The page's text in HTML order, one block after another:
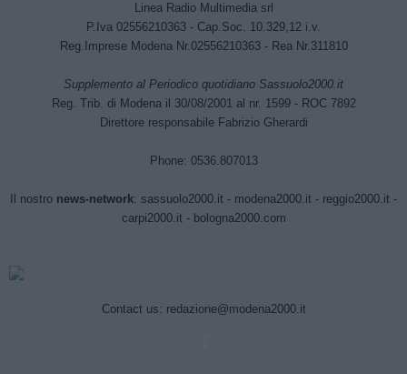
Linea Radio Multimedia srl
P.Iva 02556210363 - Cap.Soc. 10.329,12 i.v.
Reg.Imprese Modena Nr.02556210363 - Rea Nr.311810
Supplemento al Periodico quotidiano Sassuolo2000.it
Reg. Trib. di Modena il 30/08/2001 al nr. 1599 - ROC 7892
Direttore responsabile Fabrizio Gherardi
Phone: 0536.807013
Il nostro news-network: sassuolo2000.it - modena2000.it - reggio2000.it -
carpi2000.it- bologna2000.com
Contact us: redazione@modena2000.it